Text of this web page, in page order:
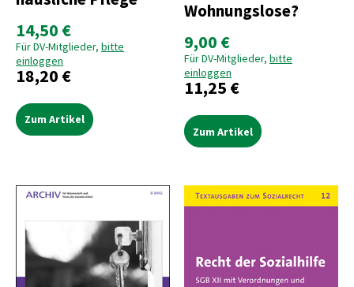
14,50 €
Für DV-Mitglieder, bitte
einloggen
18,20 €
Zum Artikel
Wohnungslose?
9,00 €
Für DV-Mitglieder, bitte
einloggen
11,25 €
Zum Artikel